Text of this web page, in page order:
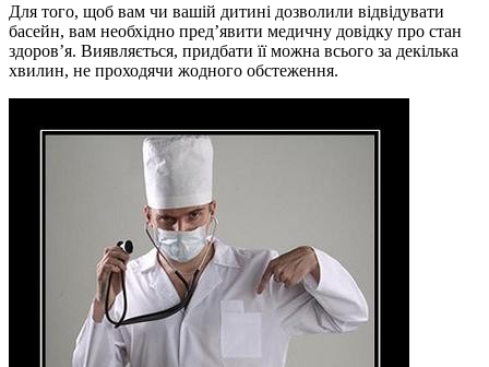
Для того, щоб вам чи вашій дитині дозволили відвідувати
басейн, вам необхідно пред’явити медичну довідку про стан
здоров’я. Виявляється, придбати її можна всього за декілька
хвилин, не проходячи жодного обстеження.